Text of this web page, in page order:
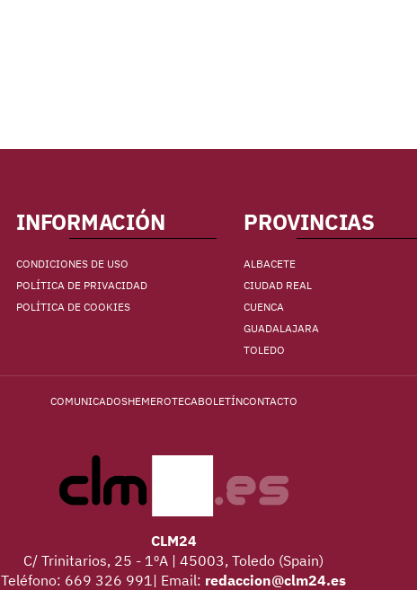
INFORMACIÓN
CONDICIONES DE USO
POLÍTICA DE PRIVACIDAD
POLÍTICA DE COOKIES
PROVINCIAS
ALBACETE
CIUDAD REAL
CUENCA
GUADALAJARA
TOLEDO
COMUNICADOSHEMEROTECABOLETÍNCONTACTO
CLM24
C/ Trinitarios, 25 - 1ºA | 45003, Toledo (Spain)
Teléfono: 669 326 991| Email: redaccion@clm24.es